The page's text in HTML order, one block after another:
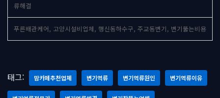
류해결
푸른배관케어, 고양시설비업체, 행신동하수구, 주교동변기, 변기뚫는비용
태그: 맘카페추천업체 변기역류 변기역류원인 변기역류이유